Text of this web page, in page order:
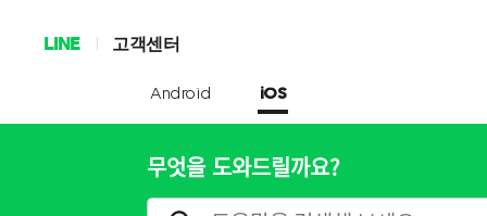
LINE 고객센터
Android iOS
무엇을 도와드릴까요?